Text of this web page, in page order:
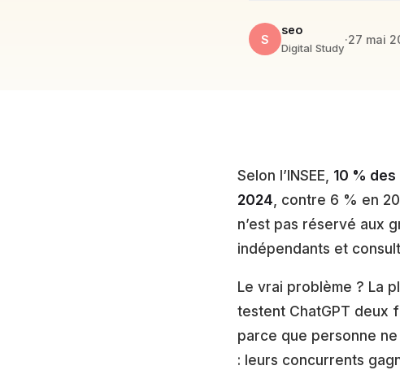
S
seo
Digital Study
·27 mai
Selon l’INSEE, 10 %
2024 , contre 6 % en
n’est pas réservé aux
indépendants et
Le vrai problème ? La
testent ChatGPT deux
parce que personne
: leurs concurrents